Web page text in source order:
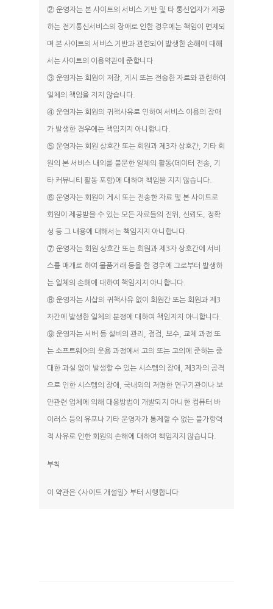
② 운영자는 본 사이트의 서비스 기반 및 타 통신업자가 제공
하는 전기통신서비스의 장애로 인한 경우에는 책임이 면제되
며 본 사이트의 서비스 기반과 관련되어 발생한 손해에 대해
서는 사이트의 이용약관에 준합니다
③ 운영자는 회원이 저장, 게시 또는 전송한 자료와 관련하여
일체의 책임을 지지 않습니다.
④ 운영자는 회원의 귀책사유로 인하여 서비스 이용의 장애
가 발생한 경우에는 책임지지 아니합니다.
⑤ 운영자는 회원 상호간 또는 회원과 제3자 상호간, 기타 회
원의 본 서비스 내외를 불문한 일체의 활동(데이터 전송, 기
타 커뮤니티 활동 포함)에 대하여 책임을 지지 않습니다.
⑥ 운영자는 회원이 게시 또는 전송한 자료 및 본 사이트로
회원이 제공받을 수 있는 모든 자료들의 진위, 신뢰도, 정확
성 등 그 내용에 대해서는 책임지지 아니합니다.
⑦ 운영자는 회원 상호간 또는 회원과 제3자 상호간에 서비
스를 매개로 하여 물품거래 등을 한 경우에 그로부터 발생하
는 일체의 손해에 대하여 책임지지 아니합니다.
⑧ 운영자는 시삽의 귀책사유 없이 회원간 또는 회원과 제3
자간에 발생한 일체의 분쟁에 대하여 책임지지 아니합니다.
⑨ 운영자는 서버 등 설비의 관리, 점검, 보수, 교체 과정 또
는 소프트웨어의 운용 과정에서 고의 또는 고의에 준하는 중
대한 과실 없이 발생할 수 있는 시스템의 장애, 제3자의 공격
으로 인한 시스템의 장애, 국내외의 저명한 연구기관이나 보
안관련 업체에 의해 대응방법이 개발되지 아니한 컴퓨터 바
이러스 등의 유포나 기타 운영자가 통제할 수 없는 불가항력
적 사유로 인한 회원의 손해에 대하여 책임지지 않습니다.
부칙
이 약관은 <사이트 개설일> 부터 시행합니다